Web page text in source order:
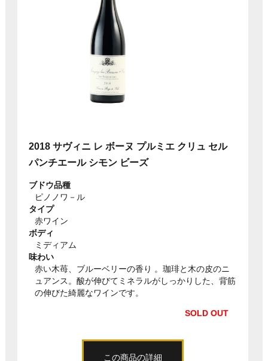
2018 サヴィニ レ ボーヌ プルミエ クリュ セル
パンチエール シモン ビーズ
ブドウ品種
ピノノワ－ル
タイプ
赤ワイン
ボディ
ミディアム
味わい
赤い木苺、ブルーベリーの香り 。珈琲と木の皮のニ
ュアンス。酸が伸びてミネラルがしっかりした、背筋
の伸びた綺麗なワインです。
SOLD OUT
この商品の詳細